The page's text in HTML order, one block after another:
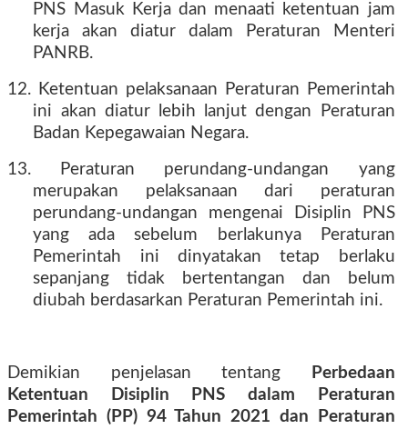
PNS Masuk Kerja dan menaati ketentuan jam
kerja akan diatur dalam Peraturan Menteri
PANRB.
12. Ketentuan pelaksanaan Peraturan Pemerintah
ini akan diatur lebih lanjut dengan Peraturan
Badan Kepegawaian Negara.
13. Peraturan perundang-undangan yang
merupakan pelaksanaan dari peraturan
perundang-undangan mengenai Disiplin PNS
yang ada sebelum berlakunya Peraturan
Pemerintah ini dinyatakan tetap berlaku
sepanjang tidak bertentangan dan belum
diubah berdasarkan Peraturan Pemerintah ini.
Demikian penjelasan tentang
Perbedaan
Ketentuan Disiplin PNS dalam Peraturan
Pemerintah (PP) 94 Tahun 2021 dan Peraturan